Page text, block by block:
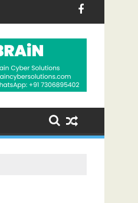
അമേരിക്കയില്‍ ജോലി